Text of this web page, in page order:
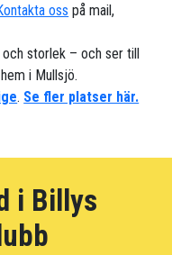
oss på mail,
storlek – och ser till
i Mullsjö.
. Se fler platser här.
i Billys